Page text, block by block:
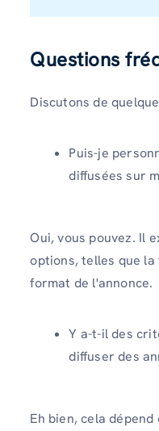
Questions
Discutons de
Puis-je
diffusées sur
Oui, vous pouvez. Il
options, telles que
format de l'annonce.
Y a-t-il des
diffuser des
Eh bien, cela dépend